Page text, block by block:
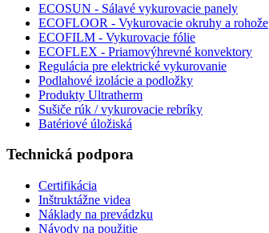
ECOSUN - Sálavé vykurovacie panely
ECOFLOOR - Vykurovacie okruhy a rohože
ECOFILM - Vykurovacie fólie
ECOFLEX - Priamovýhrevné konvektory
Regulácia pre elektrické vykurovanie
Podlahové izolácie a podložky
Produkty Ultratherm
Sušiče rúk / vykurovacie rebríky
Batériové úložiská
Technická podpora
Certifikácia
Inštruktážne videa
Náklady na prevádzku
Návody na použitie